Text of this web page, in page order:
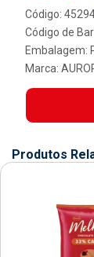
Código:
Código de
Embalagem:
Marca:
Produtos